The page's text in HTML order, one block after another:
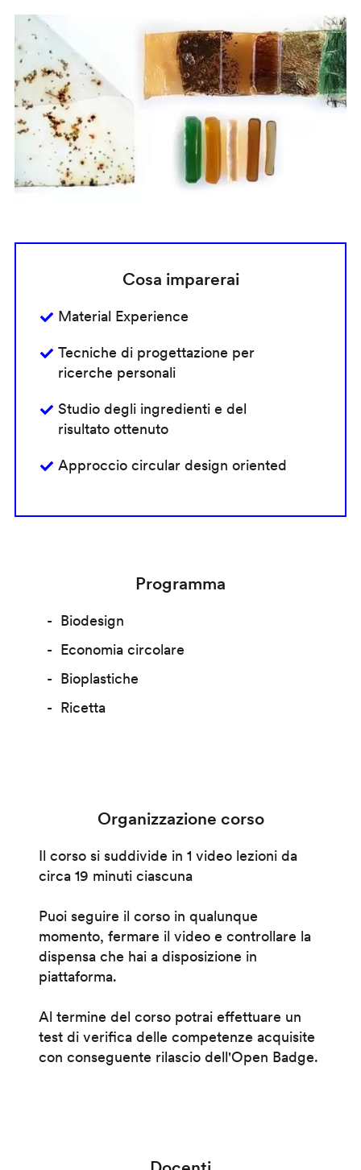
Cosa imparerai
Material Experience
Tecniche di progettazione per
ricerche personali
Studio degli ingredienti e del
risultato ottenuto
Approccio circular design oriented
Programma
Biodesign
Economia circolare
Bioplastiche
Ricetta
Organizzazione corso
Il corso si suddivide in 1 video lezioni da
circa 19 minuti ciascuna
Puoi seguire il corso in qualunque
momento, fermare il video e controllare la
dispensa che hai a disposizione in
piattaforma.
Al termine del corso potrai effettuare un
test di verifica delle competenze acquisite
con conseguente rilascio dell'Open Badge.